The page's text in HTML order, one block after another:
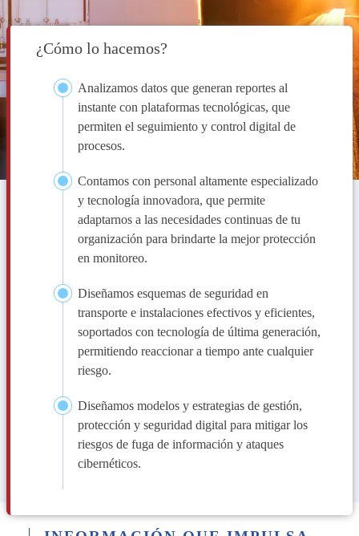
¿Cómo lo hacemos?
Analizamos datos que generan reportes al
instante con plataformas tecnológicas, que
permiten el seguimiento y control digital de
procesos.
Contamos con personal altamente especializado
y tecnología innovadora, que permite
adaptarnos a las necesidades continuas de tu
organización para brindarte la mejor protección
en monitoreo.
Diseñamos esquemas de seguridad en
transporte e instalaciones efectivos y eficientes,
soportados con tecnología de última generación,
permitiendo reaccionar a tiempo ante cualquier
riesgo.
Diseñamos modelos y estrategias de gestión,
protección y seguridad digital para mitigar los
riesgos de fuga de información y ataques
cibernéticos.